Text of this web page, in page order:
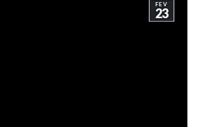
FEV
23